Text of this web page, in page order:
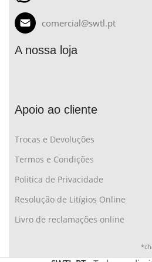
comercial@swtl.pt
A nossa loja
Apoio ao cliente
Trocas e Devoluções
Termos e Condições
Politica de Privacidade
Resolução de Litígios Online
Livro de reclamações online